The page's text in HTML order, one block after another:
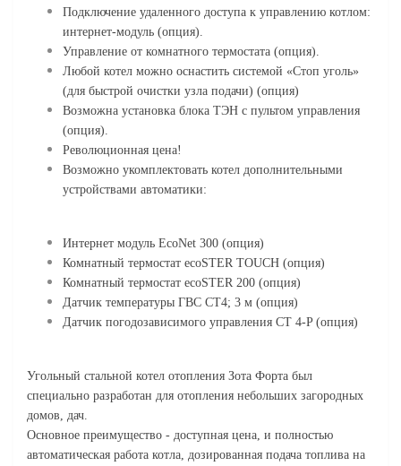
Подключение удаленного доступа к управлению котлом:
интернет-модуль (опция).
Управление от комнатного термостата (опция).
Любой котел можно оснастить системой «Стоп уголь»
(для быстрой очистки узла подачи) (опция)
Возможна установка блока ТЭН с пультом управления
(опция).
Революционная цена!
Возможно укомплектовать котел дополнительными
устройствами автоматики:
Интернет модуль EcoNet 300 (опция)
Комнатный термостат ecoSTER TOUCH (опция)
Комнатный термостат ecoSTER 200 (опция)
Датчик температуры ГВС CT4; 3 м (опция)
Датчик погодозависимого управления CT 4-P (опция)
Угольный стальной котел отопления Зота Форта был
специально разработан для отопления небольших загородных
домов, дач.
Основное преимущество - доступная цена, и полностью
автоматическая работа котла, дозированная подача топлива на